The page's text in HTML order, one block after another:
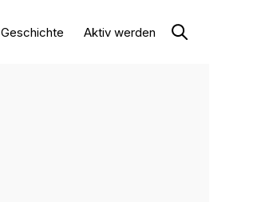
Geschichte Aktiv werden